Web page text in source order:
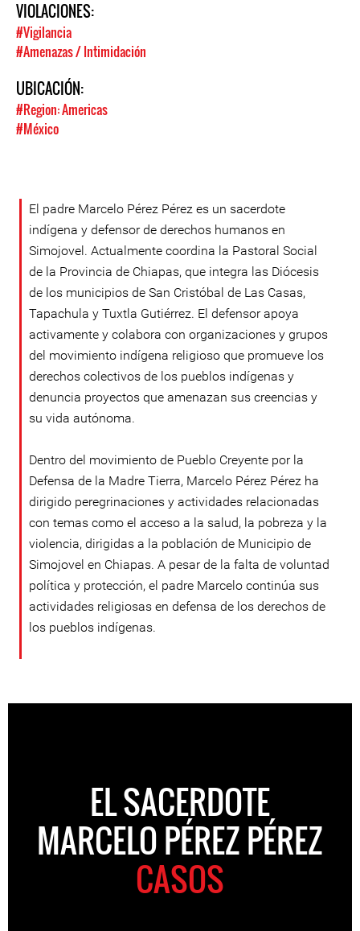
VIOLACIONES:
#Vigilancia
#Amenazas / Intimidación
UBICACIÓN:
#Region: Americas
#México
El padre Marcelo Pérez Pérez es un sacerdote
indígena y defensor de derechos humanos en
Simojovel. Actualmente coordina la Pastoral Social
de la Provincia de Chiapas, que integra las Diócesis
de los municipios de San Cristóbal de Las Casas,
Tapachula y Tuxtla Gutiérrez. El defensor apoya
activamente y colabora con organizaciones y grupos
del movimiento indígena religioso que promueve los
derechos colectivos de los pueblos indígenas y
denuncia proyectos que amenazan sus creencias y
su vida autónoma.
Dentro del movimiento de Pueblo Creyente por la
Defensa de la Madre Tierra, Marcelo Pérez Pérez ha
dirigido peregrinaciones y actividades relacionadas
con temas como el acceso a la salud, la pobreza y la
violencia, dirigidas a la población de Municipio de
Simojovel en Chiapas. A pesar de la falta de voluntad
política y protección, el padre Marcelo continúa sus
actividades religiosas en defensa de los derechos de
los pueblos indígenas.
EL SACERDOTE
MARCELO PÉREZ PÉREZ
CASOS